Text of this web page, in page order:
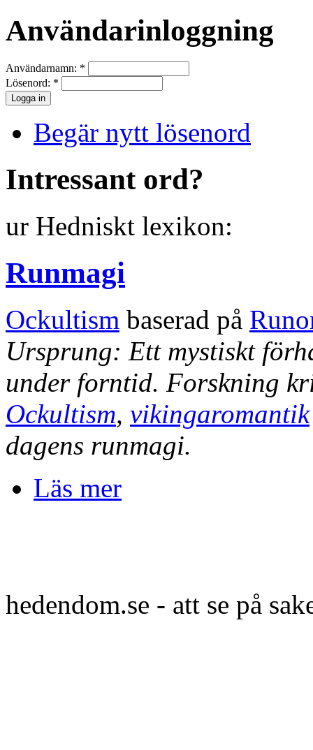
Användarinloggning
Användarnamn: *
Lösenord: *
Begär nytt lösenord
Intressant ord?
ur Hedniskt lexikon:
Runmagi
Ockultism baserad på
Ursprung: Ett mystiskt
under forntid. Forskning
Ockultism, vikingaromantik
dagens runmagi.
Läs mer
hedendom.se - att se på